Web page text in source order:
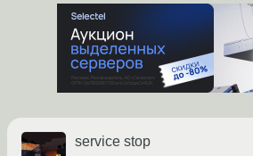
service stop